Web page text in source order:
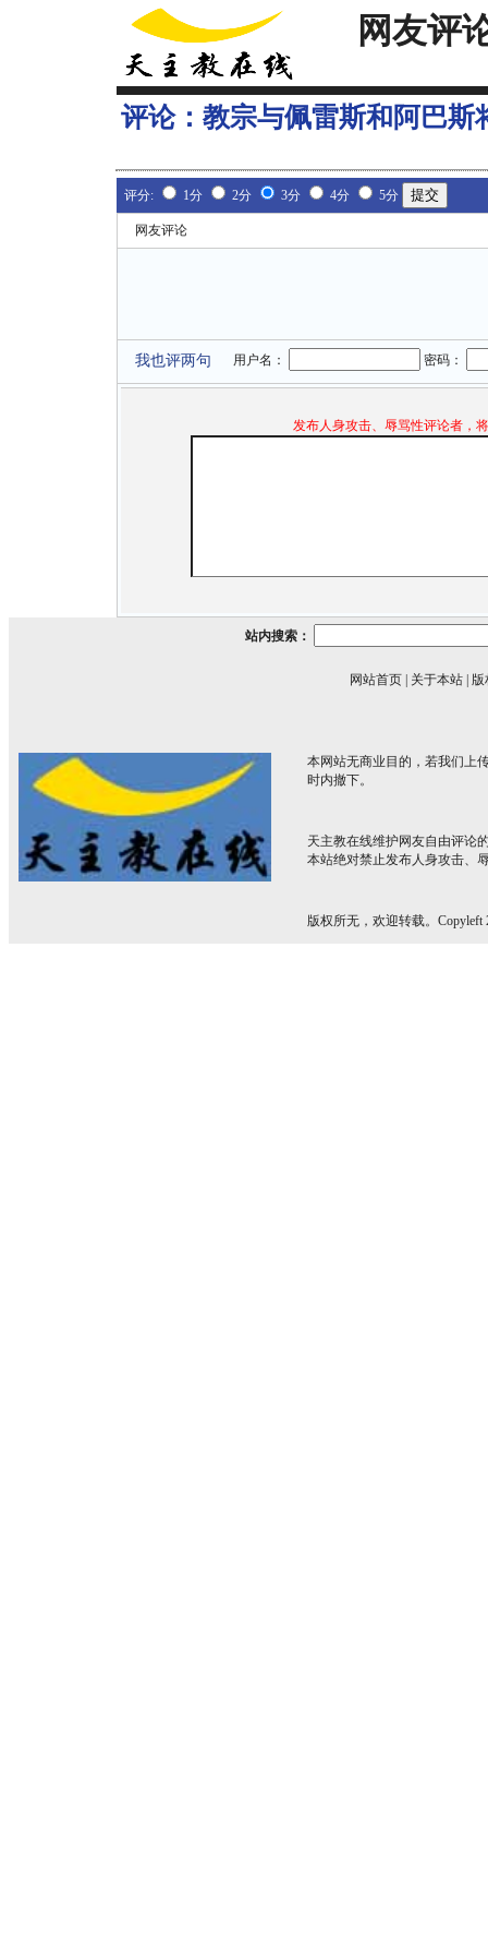
网友评
评论： 教宗与佩雷斯和阿巴斯
评分: 1分 2分 3分 4分 5分
网友评论
我也评两句 用户名： 密码：
发布人身攻击、辱骂性评论者，
站内搜索：
网站首页 关于本站 版
本网站无商业目的，若我们上
时内撤下。
天主教在线维护网友自由评论
本站绝对禁止发布人身攻击、
版权所无，欢迎转载。